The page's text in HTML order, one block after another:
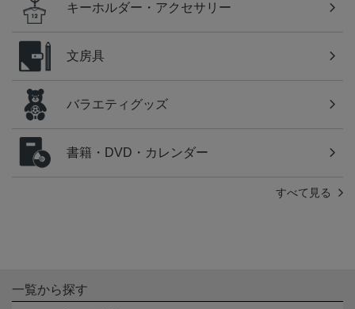
キーホルダー・アクセサリー
文房具
バラエティグッズ
書籍・DVD・カレンダー
すべて見る
一覧から探す